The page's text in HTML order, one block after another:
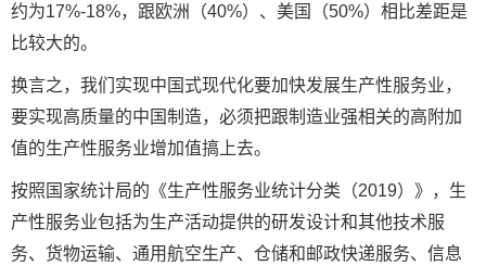
约为17%-18%，跟欧洲（40%）、美国（50%）相比差距是
比较大的。
换言之，我们实现中国式现代化要加快发展生产性服务业，
要实现高质量的中国制造，必须把跟制造业强相关的高附加
值的生产性服务业增加值搞上去。
按照国家统计局的《生产性服务业统计分类（2019）》，生
产性服务业包括为生产活动提供的研发设计和其他技术服
务、货物运输、通用航空生产、仓储和邮政快递服务、信息